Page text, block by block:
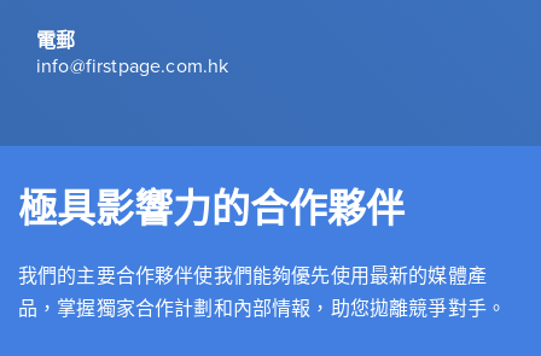
電郵
info@firstpage.com.hk
極具影響力的合作夥伴
我們的主要合作夥伴使我們能夠優先使用最新的媒體產
品，掌握獨家合作計劃和內部情報，助您拋離競爭對手。